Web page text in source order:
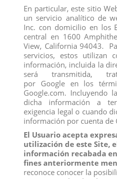
PAVO REAL
View
En particular, este sitio
un servicio analítico de
Inc. con domicilio en los
central en 1600
View, California 94043.
servicios, estos utilizan
información, incluida la
será transmitida,
por Google en los
Google.com. Incluyendo
dicha información a
exigencia legal o cuando
información por cuenta de
El Usuario acepta
utilización de este Site,
información recabada
fines anteriormente
reconoce conocer la